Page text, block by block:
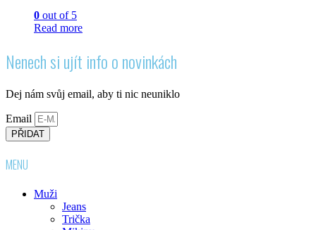
0 out of 5
Read more
Nenech si ujít info o novinkách
Dej nám svůj email, aby ti nic neuniklo
Email
PŘIDAT
MENU
Muži
Jeans
Trička